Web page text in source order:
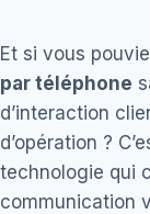
Et si vous
par téléphone
d’interaction
d’opération ?
technologie qui
communication